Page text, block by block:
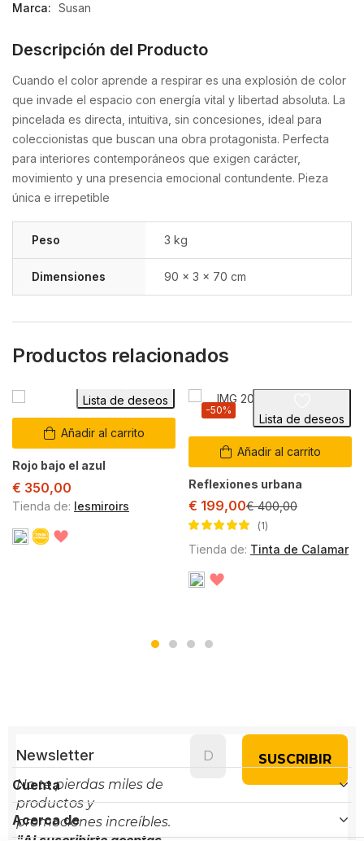
Marca: Susan
Descripción del Producto
Cuando el color aprende a respirar es una explosión de color
que invade el espacio con energía vital y libertad absoluta. La
pincelada es directa, intuitiva, sin concesiones, ideal para
coleccionistas que buscan una obra protagonista. Perfecta
para interiores contemporáneos que exigen carácter,
movimiento y una presencia emocional contundente. Pieza
única e irrepetible
Peso 3 kg
Dimensiones 90 × 3 × 70 cm
Productos relacionados
Añadir al carrito
Lista de deseos
Rojo bajo el azul
€ 350,00
Tienda de: lesmiroirs
Añadir al carrito
Lista de deseos
-50%
Reflexiones urbana
€ 199,00€400,00
5.00 de 5
1
Tienda de: Tinta de Calamar
Newsletter
No te pierdas miles de
productos y
promociones increíbles.
Cuenta
Acerca de